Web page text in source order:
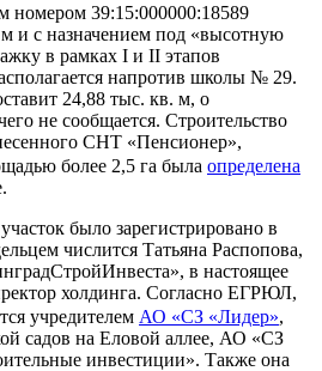
номером 39:15:000000:18589
и с назначением под «высотную
в рамках I и II этапов
напротив школы № 29.
24,88 тыс. кв. м, о
не сообщается. Строительство
СНТ «Пенсионер»,
более 2,5 га была определена
было зарегистрировано в
числится Татьяна Распопова,
в настоящее
холдинга. Согласно ЕГРЮЛ,
учредителем АО «СЗ «Лидер»,
садов на Еловой аллее, АО «СЗ
инвестиции». Также она